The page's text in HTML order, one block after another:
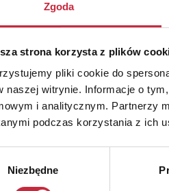
Zgoda
strona korzysta z plików
pliki cookie do
naszej witrynie. Informacje o
i analitycznym. Partnerzy
podczas korzystania z ich
Niezbędne